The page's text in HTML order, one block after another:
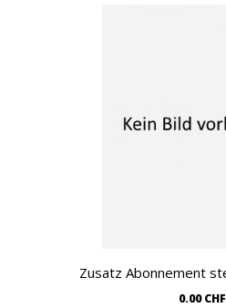
Warenkorb
0.00 CHF